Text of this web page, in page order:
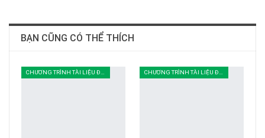
BẠN CŨNG CÓ THỂ THÍCH